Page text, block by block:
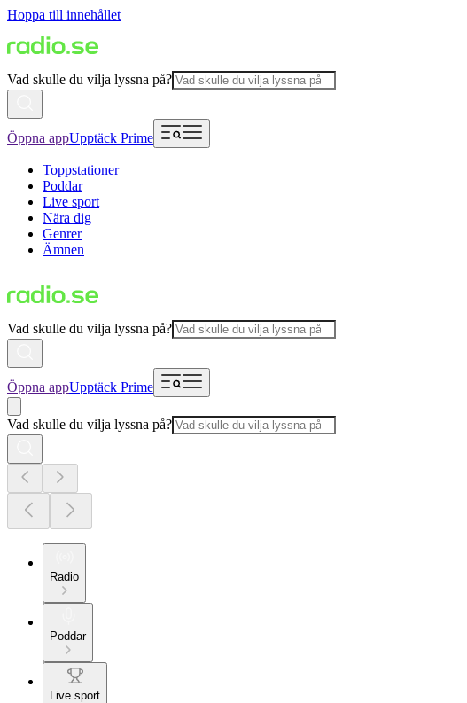
Hoppa till innehållet
Vad skulle du vilja lyssna på?
Öppna appUpptäck Prime
Toppstationer
Poddar
Live sport
Nära dig
Genrer
Ämnen
Vad skulle du vilja lyssna på?
Öppna appUpptäck Prime
Vad skulle du vilja lyssna på?
Radio
Poddar
Live sport